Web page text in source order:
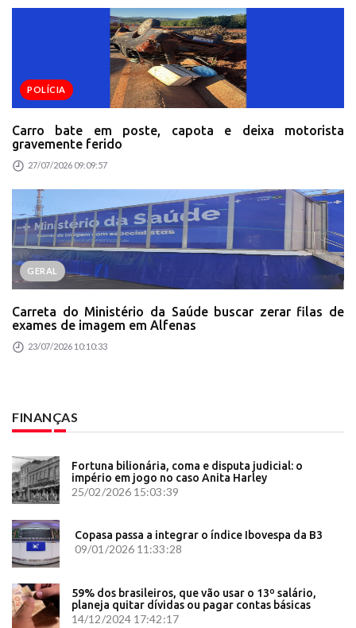
POLÍCIA
Carro bate em poste, capota e deixa motorista
gravemente ferido
27/07/2026 09:09:57
GERAL
Carreta do Ministério da Saúde buscar zerar filas de
exames de imagem em Alfenas
23/07/2026 10:10:33
FINANÇAS
Fortuna bilionária, coma e disputa judicial: o
império em jogo no caso Anita Harley
25/02/2026 15:03:39
Copasa passa a integrar o índice Ibovespa da B3
09/01/2026 11:33:28
59% dos brasileiros, que vão usar o 13º salário,
planeja quitar dívidas ou pagar contas básicas
14/12/2024 17:42:17